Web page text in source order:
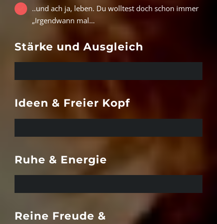
..und ach ja, leben. Du wolltest doch schon immer
„Irgendwann mal…
Stärke und Ausgleich
Ideen & Freier Kopf
Ruhe & Energie
Reine Freude &